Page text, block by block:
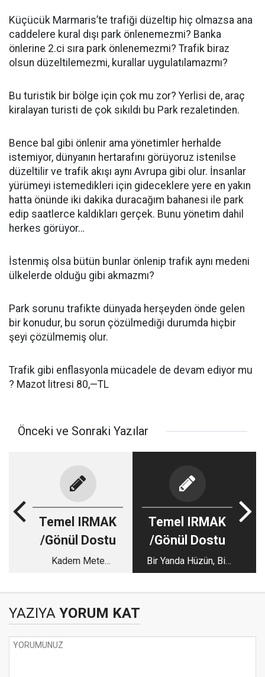
Küçücük Marmaris’te trafiği düzeltip hiç olmazsa ana
caddelere kural dışı park önlenemezmi? Banka
önlerine 2.ci sıra park önlenemezmi? Trafik biraz
olsun düzeltilemezmi, kurallar uygulatılamazmı?
Bu turistik bir bölge için çok mu zor? Yerlisi de, araç
kiralayan turisti de çok sıkıldı bu Park rezaletinden.
Bence bal gibi önlenir ama yönetimler herhalde
istemiyor, dünyanın hertarafını görüyoruz istenilse
düzeltilir ve trafik akışı aynı Avrupa gibi olur. İnsanlar
yürümeyi istemedikleri için gideceklere yere en yakın
hatta önünde iki dakika duracağım bahanesi ile park
edip saatlerce kaldıkları gerçek. Bunu yönetim dahil
herkes görüyor…
İstenmiş olsa bütün bunlar önlenip trafik aynı medeni
ülkelerde olduğu gibi akmazmı?
Park sorunu trafikte dünyada herşeyden önde gelen
bir konudur, bu sorun çözülmediği durumda hiçbir
şeyi çözülmemiş olur.
Trafik gibi enflasyonla mücadele de devam ediyor mu
? Mazot litresi 80,—TL
Önceki ve Sonraki Yazılar
Temel IRMAK
/Gönül Dostu
Kadem Mete
Yenilenmesine
Temel IRMAK
/Gönül Dostu
Bir Yanda Hüzün, Bir
Yanda Sevinç…
YAZIYA YORUM KAT